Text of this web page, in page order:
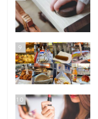
9
10